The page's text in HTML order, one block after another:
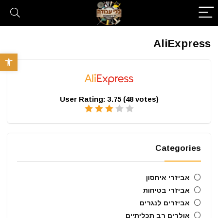
פתח
AliExpress
User Rating: 3.75 (48votes)
Categories
אביזרי איחסון
אביזרי בטיחות
אביזרים לנגרים
אולרים רב תכליתיים